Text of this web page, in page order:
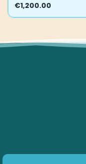
€1,200.00